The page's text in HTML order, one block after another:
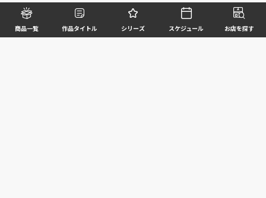
商品一覧 作品タイトル シリーズ スケジュール お店を探す